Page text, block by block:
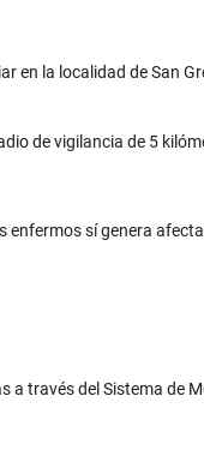
en la localidad de San
de vigilancia de 5
sí genera
través del Sistema de